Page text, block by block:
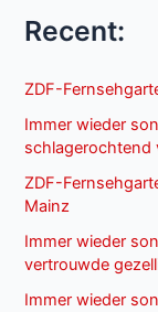
Recent:
ZDF-
Immer wieder
schlagerochtend
ZDF-
Mainz
Immer wieder
vertrouwde
Immer wieder